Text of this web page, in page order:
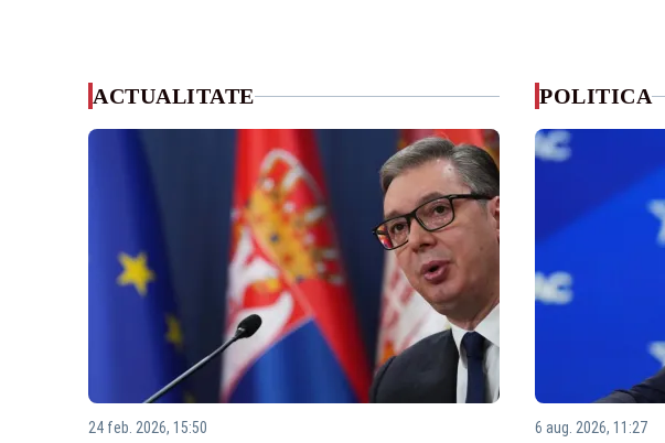
ACTUALITATE
24 feb. 2026, 15:50
POLITICA
6 aug. 2026, 11:27